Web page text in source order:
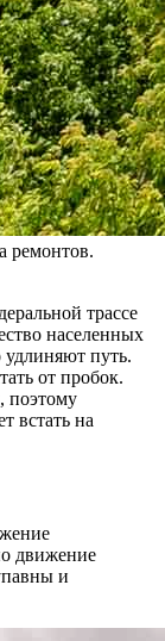
ремонтов.
трассе
населенных
удлиняют путь.
от пробок.
поэтому
встать на
движение
и